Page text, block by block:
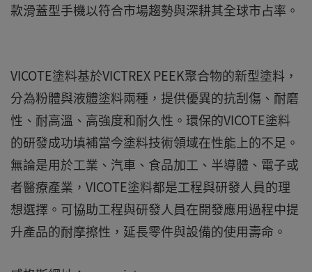
款滑蓋型手機以符合市場趨勢與深耕其全球市占率。
VICOTE塗料基於VICTREX PEEK聚合物的新型塗料，
分為粉體與液體塗料兩種，提供優異的抗刮傷、耐磨
性、耐高溫、高強度和耐久性。環保的VICOTE塗料
的研發成功填補當今塗料技術領域在性能上的不足。
無論是用於工業、汽車、食品加工、半導體、電子或
者醫療產業，VICOTE塗料都是工程與研發人員的理
想選擇。可協助工程與研發人員在開發應用過程中提
升產品的耐摩擦性，延長零件與設備的使用壽命。